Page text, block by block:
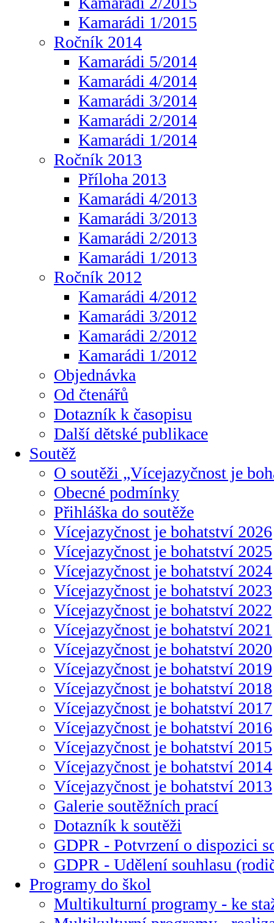
Kamarádi 1/2015
Ročník 2014
Kamarádi 5/2014
Kamarádi 4/2014
Kamarádi 3/2014
Kamarádi 2/2014
Kamarádi 1/2014
Ročník 2013
Příloha 2013
Kamarádi 4/2013
Kamarádi 3/2013
Kamarádi 2/2013
Kamarádi 1/2013
Ročník 2012
Kamarádi 4/2012
Kamarádi 3/2012
Kamarádi 2/2012
Kamarádi 1/2012
Objednávka
Od čtenářů
Dotazník k časopisu
Další dětské publikace
Soutěž
O soutěži „Vícejazyčnost je
Obecné podmínky
Přihláška do soutěže
Vícejazyčnost je bohatství 2026
Vícejazyčnost je bohatství 2025
Vícejazyčnost je bohatství 2024
Vícejazyčnost je bohatství 2023
Vícejazyčnost je bohatství 2022
Vícejazyčnost je bohatství 2021
Vícejazyčnost je bohatství 2020
Vícejazyčnost je bohatství 2019
Vícejazyčnost je bohatství 2018
Vícejazyčnost je bohatství 2017
Vícejazyčnost je bohatství 2016
Vícejazyčnost je bohatství 2015
Vícejazyčnost je bohatství 2014
Vícejazyčnost je bohatství 2013
Galerie soutěžních prací
Dotazník k soutěži
GDPR - Potvrzení o dispozici
GDPR - Udělení souhlasu
Programy do škol
Multikulturní programy - ke